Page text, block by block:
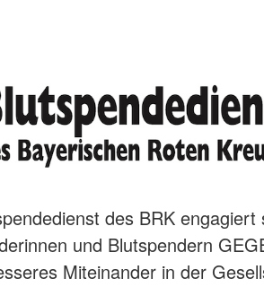
des BRK
und Blutspendern
Miteinander in der